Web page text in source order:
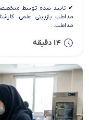
✔ تایید شده توسط
مداطب بازبینی علمی:
مداطب...
14 دقیقه